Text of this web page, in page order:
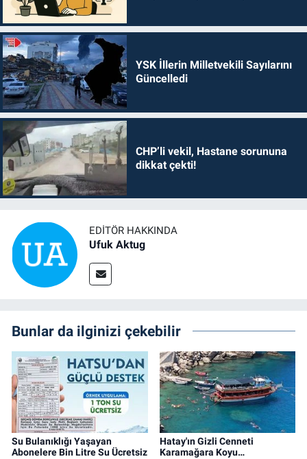
YSK İllerin Milletvekili Sayılarını
Güncelledi
CHP’li vekil, Hastane sorununa
dikkat çekti!
EDITÖR HAKKINDA
Ufuk Aktug
Bunlar da ilginizi çekebilir
Su Bulanıklığı Yaşayan
Abonelere Bin Litre Su Ücretsiz
Hatay'ın Gizli Cenneti
Karamağara Koyu…